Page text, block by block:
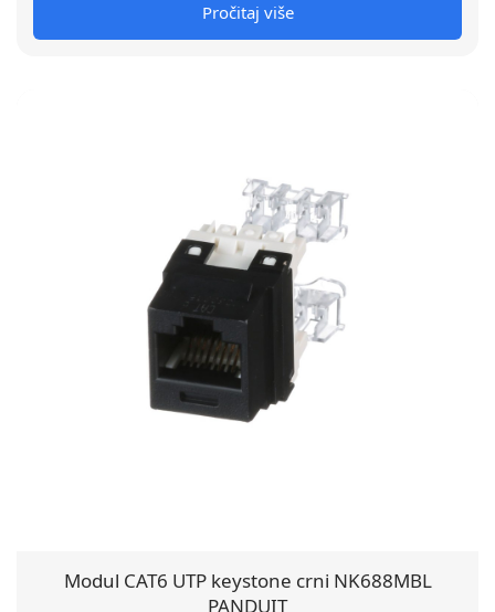
Pročitaj više
Modul CAT6 UTP keystone crni NK688MBL
PANDUIT